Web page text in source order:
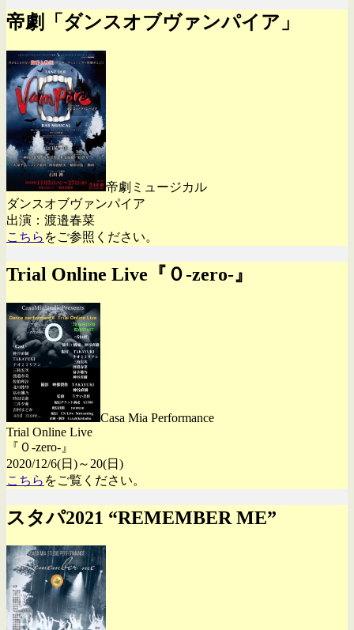
帝劇「ダンスオブヴァンパイア」
帝劇ミュージカル
ダンスオブヴァンパイア
出演：渡邉春菜
こちら をご参照ください。
Trial Online Live『０-zero-』
Casa Mia Performance
Trial Online Live
『０-zero-』
2020/12/6(日)～20(日)
こちら をご覧ください。
スタパ2021 “REMEMBER ME”